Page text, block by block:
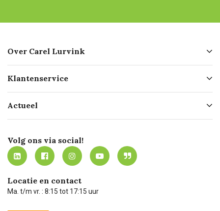
Over Carel Lurvink
Geschiedenis
Missie
Werken bij Carel Lurvink
MVO
Klantenservice
Bezorgen
Mijn Carel Lurvink
Mijn Carel Lurvink instructievideo's
Carel Lurvink App
Hulp op afstand
Technische dienst
Actueel
Innovation LAB
Tevreden klanten
Carel Lurvink Blog
Carel de podcast
Volg ons via social!
Locatie en contact
Ma. t/m vr. : 8:15 tot 17:15 uur